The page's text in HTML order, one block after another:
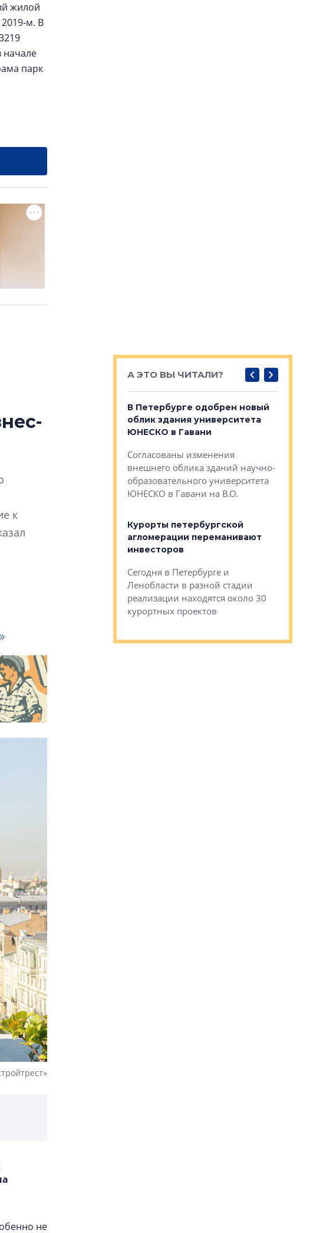
жилой
м. В
начале
парк
к
не
А ЭТО ВЫ ЧИТАЛИ?
фальш-панелей
квартиры в домах
годов постройки на
строящихся
квартиры в домах
В Петербурге одобрен новый
облик здания университета
ЮНЕСКО в Гавани
Согласованы изменения
внешнего облика зданий научно-
образовательного университета
ЮНЕСКО в Гавани на В.О.
Курорты петербургской
агломерации переманивают
инвесторов
Сегодня в Петербурге и
Ленобласти в разной стадии
реализации находятся около 30
курортных проектов